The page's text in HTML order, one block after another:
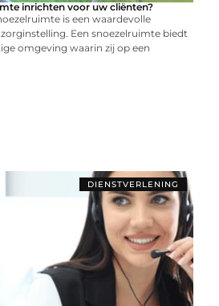
inrichten voor uw cliënten?
is een waardevolle
Een snoezelruimte biedt
omgeving waarin zij op een
DIENSTVERLENING